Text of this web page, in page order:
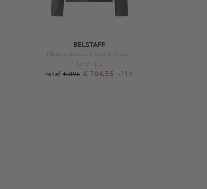
BELSTAFF
Bikerjacke aus Leder Schwarz
Leren jas
vanaf € 895 € 704,55 -21%